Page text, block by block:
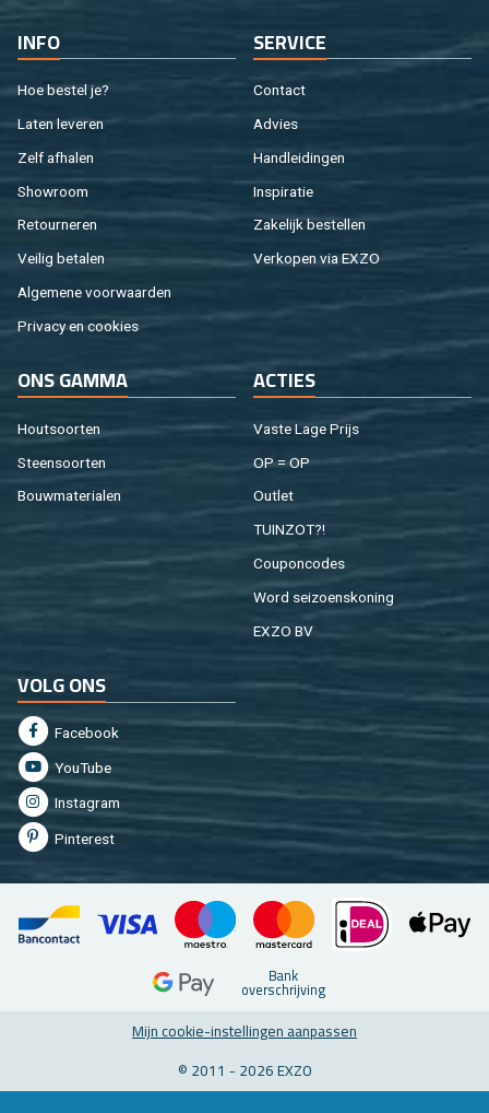
INFO
Hoe be­stel je?
Laten le­ve­ren
Zelf af­ha­len
Show­room
Re­tour­ne­ren
Vei­lig be­ta­len
Al­ge­me­ne voor­waar­den
Pri­va­cy en coo­kies
SER­VI­CE
Con­tact
Ad­vies
Hand­lei­din­gen
In­spi­ra­tie
Za­ke­lijk be­stel­len
Ver­ko­pen via EXZO
ONS GAMMA
Hout­soor­ten
Steen­soor­ten
Bouw­ma­te­ri­a­len
AC­TIES
Vaste Lage Prijs
OP = OP
Out­let
TUIN­ZOT?!
Cou­pon­co­des
Word sei­zoens­ko­ning
EXZO BV
VOLG ONS
Fa­cebook
You­Tu­be
In­st­agram
Pin­te­rest
Bank
over­schrij­ving
Mijn coo­kie-in­stel­lin­gen aan­pas­sen
© 2011 - 2026 EXZO